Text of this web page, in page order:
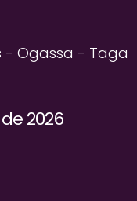
- Ogassa - Taga
2026